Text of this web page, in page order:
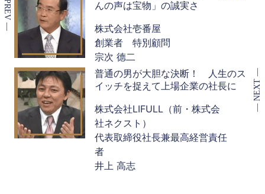
んの声は宝物」の誠実さ
株式会社壱番屋
創業者 特別顧問
宗次 德二
普通の男が大胆な決断！ 人生のス
イッチを捉えて上場企業の社長に
株式会社LIFULL（前・株式会
社ネクスト）
代表取締役社長兼最高経営責任
者
井上 高志